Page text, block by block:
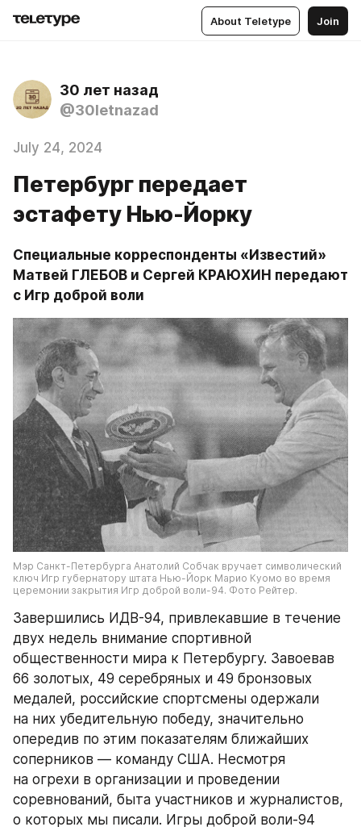
About Teletype Join
30 лет назад
@30letnazad
July 24, 2024
Петербург передает
эстафету Нью-Йорку
Специальные корреспонденты «Известий»
Матвей ГЛЕБОВ и Сергей КРАЮХИН передают
с Игр доброй воли
Мэр Санкт-Петербурга Анатолий Собчак вручает символический
ключ Игр губернатору штата Нью-Йорк Марио Куомо во время
церемонии закрытия Игр доброй воли-94. Фото Рейтер.
Завершились ИДВ-94, привлекавшие в течение
двух недель внимание спортивной
общественности мира к Петербургу. Завоевав
66 золотых, 49 серебряных и 49 бронзовых
медалей, российские спортсмены одержали
на них убедительную победу, значительно
опередив по этим показателям ближайших
соперников — команду США. Несмотря
на огрехи в организации и проведении
соревнований, быта участников и журналистов,
о которых мы писали. Игры доброй воли-94